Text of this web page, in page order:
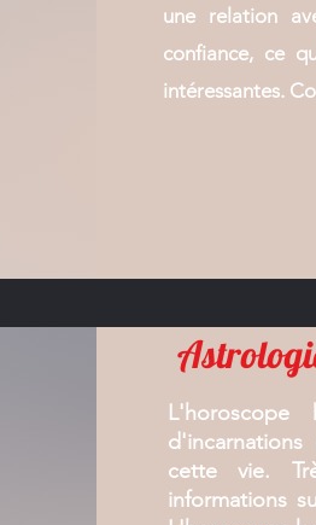
une relation
confiance, ce
intéressantes.
cette vie.
informations